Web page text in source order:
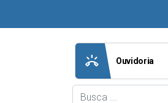
ring_volume Ouvidoria